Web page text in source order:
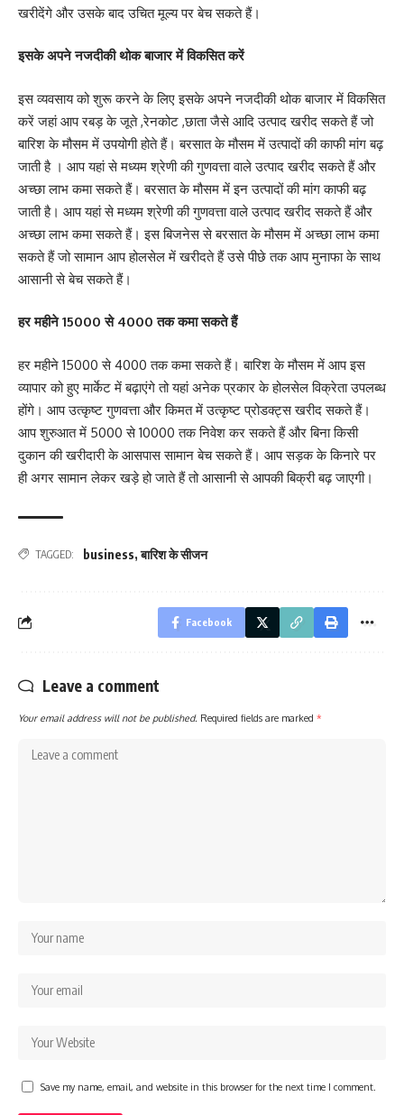
खरीदेंगे और उसके बाद उचित मूल्य पर बेच सकते हैं।
इसके अपने नजदीकी थोक बाजार में विकसित करें
इस व्यवसाय को शुरू करने के लिए इसके अपने नजदीकी थोक बाजार में विकसित
करें जहां आप रबड़ के जूते ,रेनकोट ,छाता जैसे आदि उत्पाद खरीद सकते हैं जो
बारिश के मौसम में उपयोगी होते हैं। बरसात के मौसम में उत्पादों की काफी मांग बढ़
जाती है । आप यहां से मध्यम श्रेणी की गुणवत्ता वाले उत्पाद खरीद सकते हैं और
अच्छा लाभ कमा सकते हैं। बरसात के मौसम में इन उत्पादों की मांग काफी बढ़
जाती है। आप यहां से मध्यम श्रेणी की गुणवत्ता वाले उत्पाद खरीद सकते हैं और
अच्छा लाभ कमा सकते हैं। इस बिजनेस से बरसात के मौसम में अच्छा लाभ कमा
सकते हैं जो सामान आप होलसेल में खरीदते हैं उसे पीछे तक आप मुनाफा के साथ
आसानी से बेच सकते हैं।
हर महीने 15000 से 4000 तक कमा सकते हैं
हर महीने 15000 से 4000 तक कमा सकते हैं। बारिश के मौसम में आप इस
व्यापार को हुए मार्केट में बढ़ाएंगे तो यहां अनेक प्रकार के होलसेल विक्रेता उपलब्ध
होंगे। आप उत्कृष्ट गुणवत्ता और किमत में उत्कृष्ट प्रोडक्ट्स खरीद सकते हैं।
आप शुरुआत में 5000 से 10000 तक निवेश कर सकते हैं और बिना किसी
दुकान की खरीदारी के आसपास सामान बेच सकते हैं। आप सड़क के किनारे पर
ही अगर सामान लेकर खड़े हो जाते हैं तो आसानी से आपकी बिक्री बढ़ जाएगी।
TAGGED: business,बारिश के सीजन
Facebook
Leave a comment
Your email address will not be published. Required fields are marked *
Save my name, email, and website in this browser for the next time I comment.